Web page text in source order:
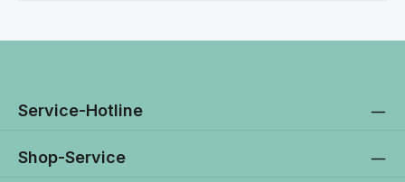
Service-Hotline
Shop-Service